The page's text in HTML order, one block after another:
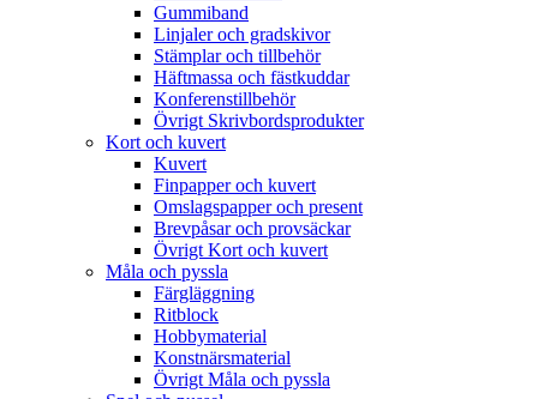
Gummiband
Linjaler och gradskivor
Stämplar och tillbehör
Häftmassa och fästkuddar
Konferenstillbehör
Övrigt Skrivbordsprodukter
Kort och kuvert
Kuvert
Finpapper och kuvert
Omslagspapper och present
Brevpåsar och provsäckar
Övrigt Kort och kuvert
Måla och pyssla
Färgläggning
Ritblock
Hobbymaterial
Konstnärsmaterial
Övrigt Måla och pyssla